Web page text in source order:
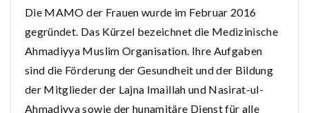
Die MAMO der Frauen wurde im Februar 2016
gegründet. Das Kürzel bezeichnet die Medizinische
Ahmadiyya Muslim Organisation. Ihre Aufgaben
sind die Förderung der Gesundheit und der Bildung
der Mitglieder der Lajna Imaillah und Nasirat-ul-
Ahmadiyya sowie der hunamitäre Dienst für alle